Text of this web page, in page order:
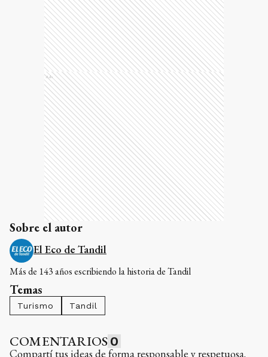
Ads
Sobre el autor
El Eco de Tandil
Más de 143 años escribiendo la historia de Tandil
Temas
COMENTARIOS